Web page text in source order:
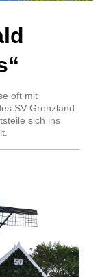
oft mit
SV Grenzland
sich ins